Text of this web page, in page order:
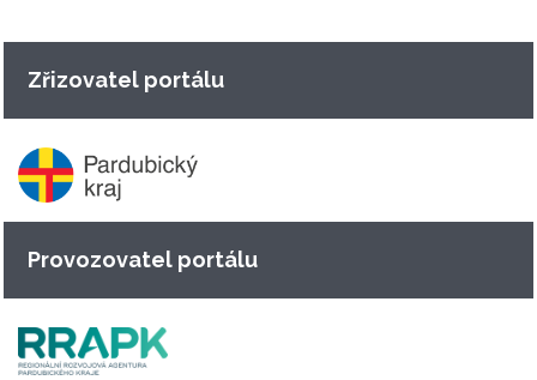
Zřizovatel portálu
Provozovatel portálu